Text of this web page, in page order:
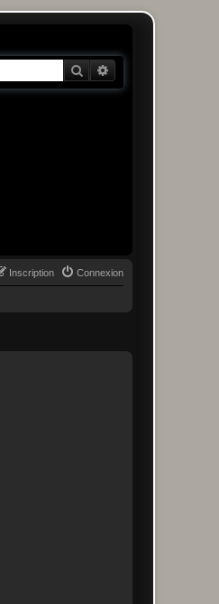
Rechercher
Connexion
Inscription